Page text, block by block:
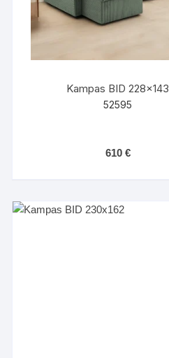
Kampas BID 228×143
52595
610 €